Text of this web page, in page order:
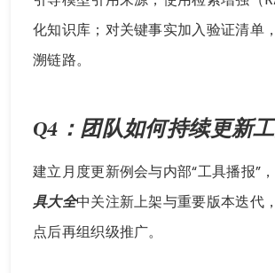
化知识库；对关键事实加入验证清单
溯链路。
Q4：团队如何持续更新
建立月度更新例会与内部“工具播报”
具大全中关注新上架与重要版本迭代
点后再组织级推广。